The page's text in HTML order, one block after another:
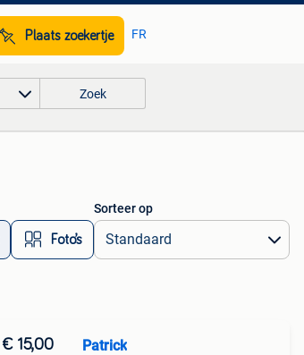
Plaats zoekertje FR
Zoek
Foto’s
Sorteer op
€ 15,00 Patrick